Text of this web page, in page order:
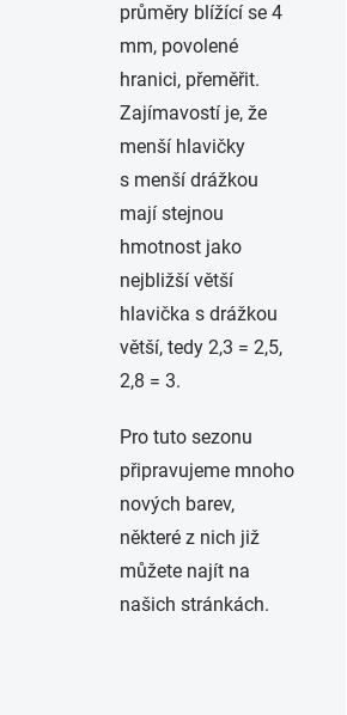
průměry blížící se 4
mm, povolené
hranici, přeměřit.
Zajímavostí je, že
menší hlavičky
s menší drážkou
mají stejnou
hmotnost jako
nejbližší větší
hlavička s drážkou
větší, tedy 2,3 = 2,5,
2,8 = 3.
Pro tuto sezonu
připravujeme mnoho
nových barev,
některé z nich již
můžete najít na
našich stránkách.